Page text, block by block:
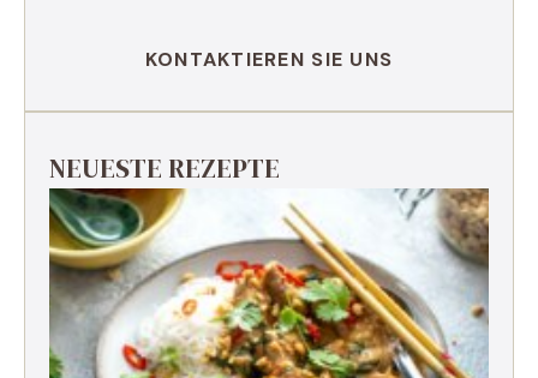
KONTAKTIEREN SIE UNS
NEUESTE REZEPTE